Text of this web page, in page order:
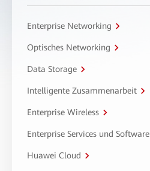
Enterprise Networking
Optisches Networking
Data Storage
Intelligente Zusammenarbeit
Enterprise Wireless
Enterprise Services und Software
Huawei Cloud